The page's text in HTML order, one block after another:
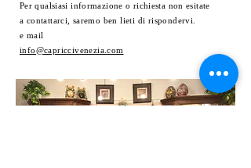
Per qualsiasi informazione o richiesta non esitate
a contattarci, saremo ben lieti di rispondervi.
e mail
info@capriccivenezia.com